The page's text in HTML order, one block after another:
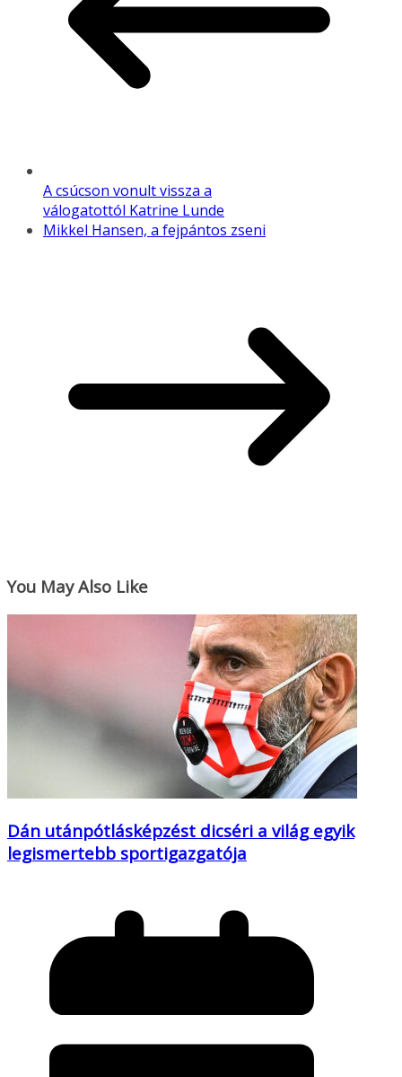
A csúcson vonult vissza a
válogatottól Katrine Lunde
Mikkel Hansen, a fejpántos zseni
You May Also Like
Dán utánpótlásképzést dicséri a világ egyik
legismertebb sportigazgatója